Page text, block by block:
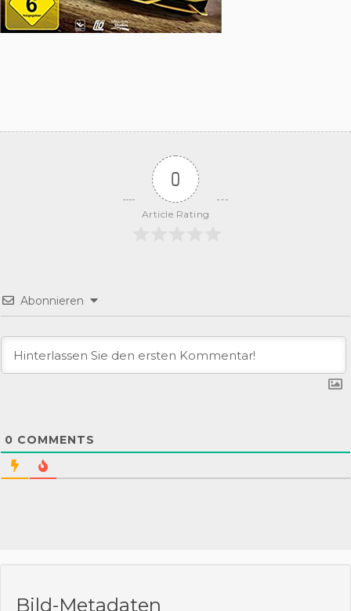
0
Article Rating
Abonnieren
0 COMMENTS
Bild-Metadaten